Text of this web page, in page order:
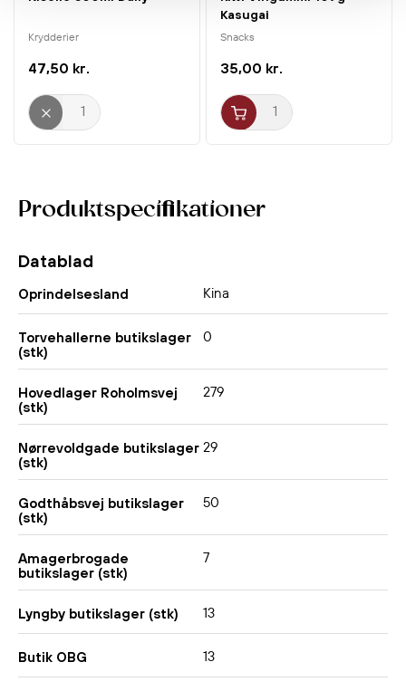
Produktspecifikationer
Datablad
Oprindelsesland Kina
Torvehallerne butikslager
(stk)
0
Hovedlager Roholmsvej
(stk)
279
Nørrevoldgade butikslager
(stk)
29
Godthåbsvej butikslager
(stk)
50
Amagerbrogade
butikslager (stk)
7
Lyngby butikslager (stk) 13
Butik OBG 13
Krydderier
47,50 kr.
Kasugai
Snacks
35,00 kr.